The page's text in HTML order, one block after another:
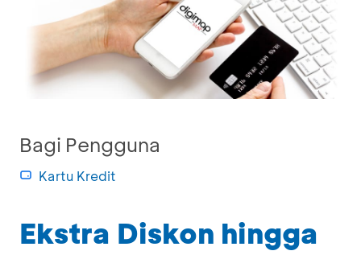
Bagi Pengguna
Kartu Kredit
Ekstra Diskon hingga